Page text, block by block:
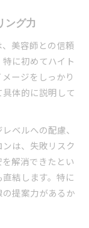
ング力
美容師との信頼
に初めてハイト
ージをしっかり
体的に説明して
ベルへの配慮、
は、失敗リスク
解消できたとい
結します。特に
提案力があるか